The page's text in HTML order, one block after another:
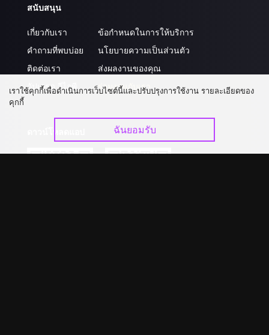
สนับสนุน
เกี่ยวกับเรา
คำถามที่พบบ่อย
ติดต่อเรา
อัปเกรด วีไอพี
ข้อกำหนดในการให้บริการ
นโยบายความเป็นส่วนตัว
ส่งผลงานของคุณ
ร่วมงานกับเรา
เราใช้คุกกี้เพื่อดำเนินการเว็บไซต์นี้และปรับปรุงการใช้งาน รายละเอียดของ
คุกกี้
ฉันยอมรับ